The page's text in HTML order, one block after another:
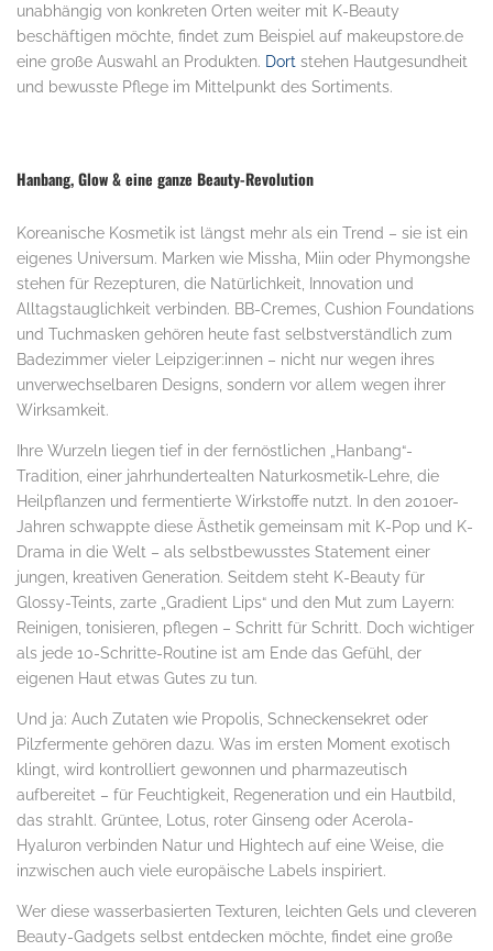
unabhängig von konkreten Orten weiter mit K-Beauty
beschäftigen möchte, findet zum Beispiel auf makeupstore.de
eine große Auswahl an Produkten. Dort stehen Hautgesundheit
und bewusste Pflege im Mittelpunkt des Sortiments.
Hanbang, Glow & eine ganze Beauty-Revolution
Koreanische Kosmetik ist längst mehr als ein Trend – sie ist ein
eigenes Universum. Marken wie Missha, Miin oder Phymongshe
stehen für Rezepturen, die Natürlichkeit, Innovation und
Alltagstauglichkeit verbinden. BB-Cremes, Cushion Foundations
und Tuchmasken gehören heute fast selbstverständlich zum
Badezimmer vieler Leipziger:innen – nicht nur wegen ihres
unverwechselbaren Designs, sondern vor allem wegen ihrer
Wirksamkeit.
Ihre Wurzeln liegen tief in der fernöstlichen „Hanbang“-
Tradition, einer jahrhundertealten Naturkosmetik-Lehre, die
Heilpflanzen und fermentierte Wirkstoffe nutzt. In den 2010er-
Jahren schwappte diese Ästhetik gemeinsam mit K-Pop und K-
Drama in die Welt – als selbstbewusstes Statement einer
jungen, kreativen Generation. Seitdem steht K-Beauty für
Glossy-Teints, zarte „Gradient Lips“ und den Mut zum Layern:
Reinigen, tonisieren, pflegen – Schritt für Schritt. Doch wichtiger
als jede 10-Schritte-Routine ist am Ende das Gefühl, der
eigenen Haut etwas Gutes zu tun.
Und ja: Auch Zutaten wie Propolis, Schneckensekret oder
Pilzfermente gehören dazu. Was im ersten Moment exotisch
klingt, wird kontrolliert gewonnen und pharmazeutisch
aufbereitet – für Feuchtigkeit, Regeneration und ein Hautbild,
das strahlt. Grüntee, Lotus, roter Ginseng oder Acerola-
Hyaluron verbinden Natur und Hightech auf eine Weise, die
inzwischen auch viele europäische Labels inspiriert.
Wer diese wasserbasierten Texturen, leichten Gels und cleveren
Beauty-Gadgets selbst entdecken möchte, findet eine große